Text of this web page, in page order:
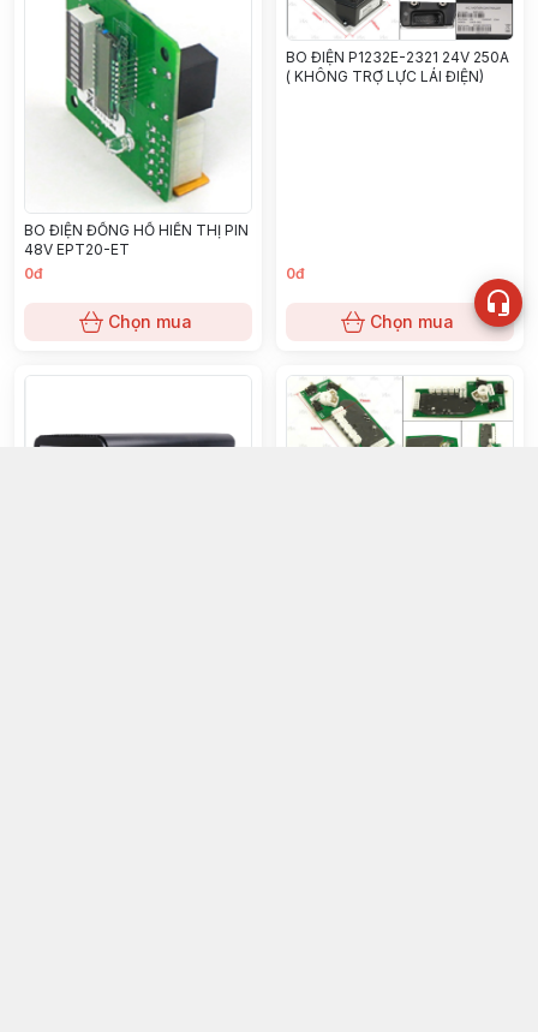
BO ĐIỆN ĐỒNG HỒ HIỂN THỊ PIN
48V EPT20-ET
0đ
Chọn mua
BO ĐIỆN P1232E-2321 24V 250A
( KHÔNG TRỢ LỰC LÁI ĐIỆN)
0đ
Chọn mua